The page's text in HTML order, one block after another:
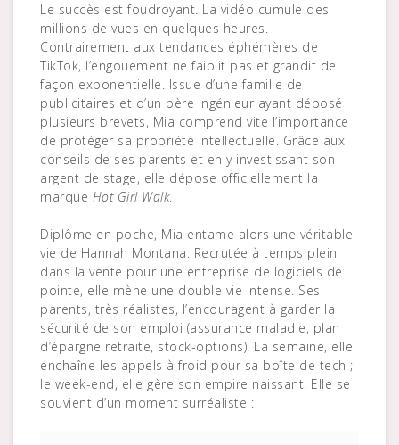
Le succès est foudroyant. La vidéo cumule des
millions de vues en quelques heures.
Contrairement aux tendances éphémères de
TikTok, l’engouement ne faiblit pas et grandit de
façon exponentielle. Issue d’une famille de
publicitaires et d’un père ingénieur ayant déposé
plusieurs brevets, Mia comprend vite l’importance
de protéger sa propriété intellectuelle. Grâce aux
conseils de ses parents et en y investissant son
argent de stage, elle dépose officiellement la
marque Hot Girl Walk.
Diplôme en poche, Mia entame alors une véritable
vie de Hannah Montana. Recrutée à temps plein
dans la vente pour une entreprise de logiciels de
pointe, elle mène une double vie intense. Ses
parents, très réalistes, l’encouragent à garder la
sécurité de son emploi (assurance maladie, plan
d’épargne retraite, stock-options). La semaine, elle
enchaîne les appels à froid pour sa boîte de tech ;
le week-end, elle gère son empire naissant. Elle se
souvient d’un moment surréaliste :